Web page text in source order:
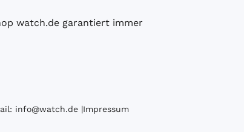
watch.de garantiert immer
info@watch.de|Impressum